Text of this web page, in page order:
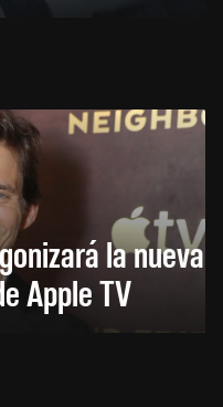
la nueva
Apple TV